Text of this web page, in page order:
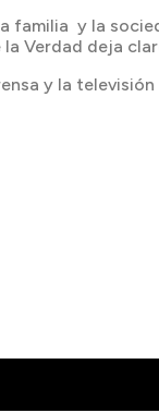
familia y la
Verdad deja
y la televisión